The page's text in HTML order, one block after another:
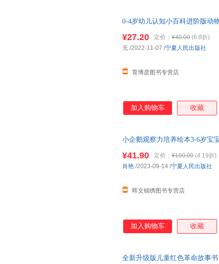
0-4岁幼儿认知小百科进阶版动
¥27.20 定价： ¥40.00 (6.8折)
育博彦图书专营店
无 /2022-11-07 /宁夏人民出版社
加入购物车 收藏
小企鹅观察力培养绘本3-6岁宝
¥41.90 定价： ¥100.00 (4.19折)
晖文锦绣图书专营店
肖艳 /2023-09-14 /宁夏人民出版社
加入购物车 收藏
全新升级版儿童红色革命故事